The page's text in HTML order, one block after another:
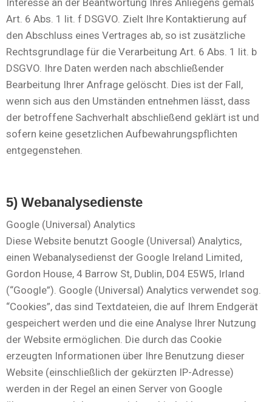
Interesse an der Beantwortung Ihres Anliegens gemäß
Art. 6 Abs. 1 lit. f DSGVO. Zielt Ihre Kontaktierung auf
den Abschluss eines Vertrages ab, so ist zusätzliche
Rechtsgrundlage für die Verarbeitung Art. 6 Abs. 1 lit. b
DSGVO. Ihre Daten werden nach abschließender
Bearbeitung Ihrer Anfrage gelöscht. Dies ist der Fall,
wenn sich aus den Umständen entnehmen lässt, dass
der betroffene Sachverhalt abschließend geklärt ist und
sofern keine gesetzlichen Aufbewahrungspflichten
entgegenstehen.
5) Webanalysedienste
Google (Universal) Analytics
Diese Website benutzt Google (Universal) Analytics,
einen Webanalysedienst der Google Ireland Limited,
Gordon House, 4 Barrow St, Dublin, D04 E5W5, Irland
(“Google”). Google (Universal) Analytics verwendet sog.
“Cookies”, das sind Textdateien, die auf Ihrem Endgerät
gespeichert werden und die eine Analyse Ihrer Nutzung
der Website ermöglichen. Die durch das Cookie
erzeugten Informationen über Ihre Benutzung dieser
Website (einschließlich der gekürzten IP-Adresse)
werden in der Regel an einen Server von Google